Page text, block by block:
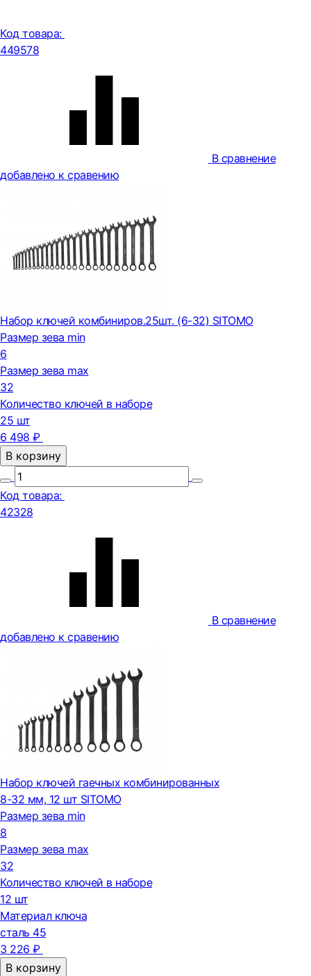
Код товара:
449578
В сравнение
добавлено к сравению
Набор ключей комбиниров.25шт. (6-32) SITOMO
Размер зева min
6
Размер зева max
32
Количество ключей в наборе
25 шт
6 498 ₽
В корзину
Код товара:
42328
В сравнение
добавлено к сравению
Набор ключей гаечных комбинированных
8-32 мм, 12 шт SITOMO
Размер зева min
8
Размер зева max
32
Количество ключей в наборе
12 шт
Материал ключа
сталь 45
3 226 ₽
В корзину